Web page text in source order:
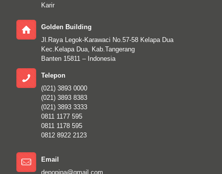
Karir
Golden Building
Jl.Raya Legok-Karawaci No.57-58 Kelapa Dua
Kec.Kelapa Dua, Kab.Tangerang
Banten 15811 – Indonesia
Telepon
(021) 3893 0000
(021) 3893 8383
(021) 3893 3333
0811 1177 595
0811 1178 595
0812 8922 2123
Email
depopipa@gmail.com